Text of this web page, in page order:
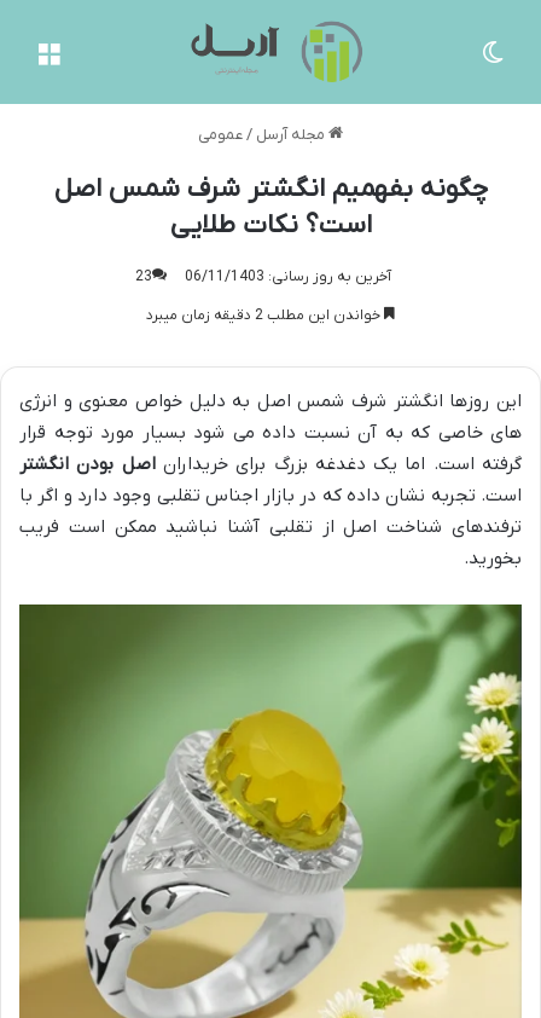
مجله آرسل /عمومی
چگونه بفهمیم انگشتر شرف شمس اصل
است؟ نکات طلایی
آخرین به روز رسانی: 06/11/1403
23
خواندن این مطلب 2 دقیقه زمان میبرد
این روزها انگشتر شرف شمس اصل به دلیل خواص معنوی و انرژی
های خاصی که به آن نسبت داده می شود بسیار مورد توجه قرار
گرفته است. اما یک دغدغه بزرگ برای خریداراناصل بودن انگشتر
است. تجربه نشان داده که در بازار اجناس تقلبی وجود دارد و اگر با
ترفندهای شناخت اصل از تقلبی آشنا نباشید ممکن است فریب
بخورید.